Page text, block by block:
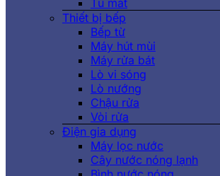
Tủ mát
Thiết bị bếp
Bếp từ
Máy hút mùi
Máy rửa bát
Lò vi sóng
Lò nướng
Chậu rửa
Vòi rửa
Điện gia dụng
Máy lọc nước
Cây nước nóng lạnh